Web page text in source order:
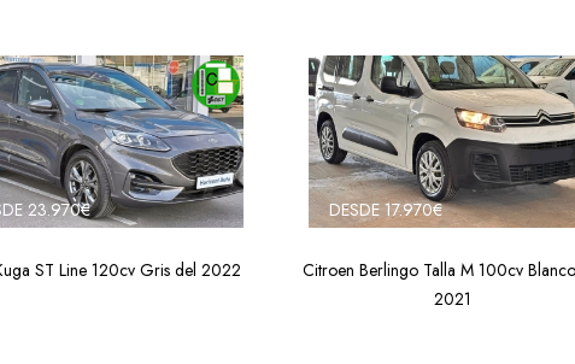
23.970€
ST Line 120cv Gris del 2022
DESDE 17.970€
Citroen Berlingo Talla M 100cv
2021